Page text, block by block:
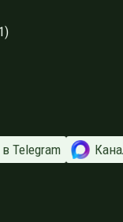
Telegram